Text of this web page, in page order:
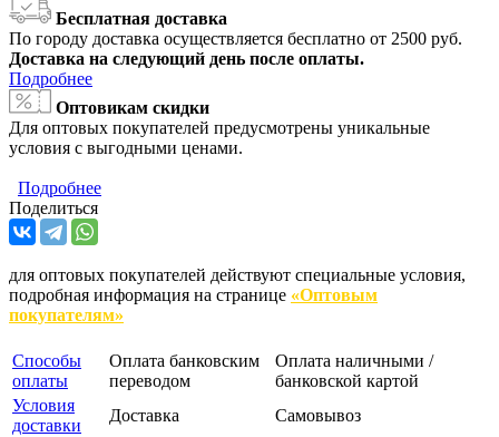
Бесплатная доставка
По городу доставка осуществляется бесплатно от 2500 руб.
Доставка на следующий день после оплаты.
Подробнее
Оптовикам скидки
Для оптовых покупателей предусмотрены уникальные
условия с выгодными ценами.
Подробнее
Поделиться
для оптовых покупателей действуют специальные условия,
подробная информация на странице «Оптовым
покупателям»
Способы
оплаты
Оплата банковским
переводом
Оплата наличными /
банковской картой
Условия
доставки
Доставка Самовывоз